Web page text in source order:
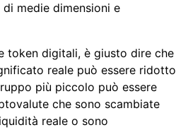
medie dimensioni e
token digitali, è giusto dire che
reale può essere ridotto
più piccolo può essere
che sono scambiate
reale o sono